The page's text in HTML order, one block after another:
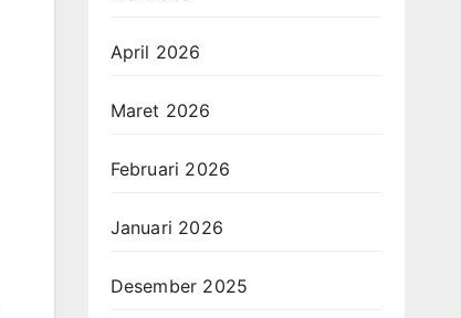
April 2026
Maret 2026
Februari 2026
Januari 2026
Desember 2025